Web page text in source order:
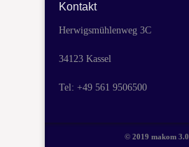
Kontakt
Herwigsmühlenweg 3C
34123 Kassel
Tel: +49 561 9506500
© 2019 makom 3.0